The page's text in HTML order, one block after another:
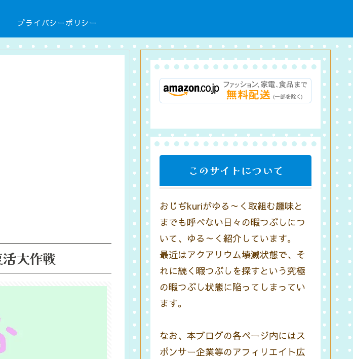
プライバシーポリシー
大作戦
このサイトについて
おじぢkuriがゆる～く取組む趣味と
までも呼べない日々の暇つぶしにつ
いて、ゆる～く紹介しています。
最近はアクアリウム壊滅状態で、そ
れに続く暇つぶしを探すという究極
の暇つぶし状態に陥ってしまってい
ます。
なお、本ブログの各ページ内にはス
ポンサー企業等のアフィリエイト広